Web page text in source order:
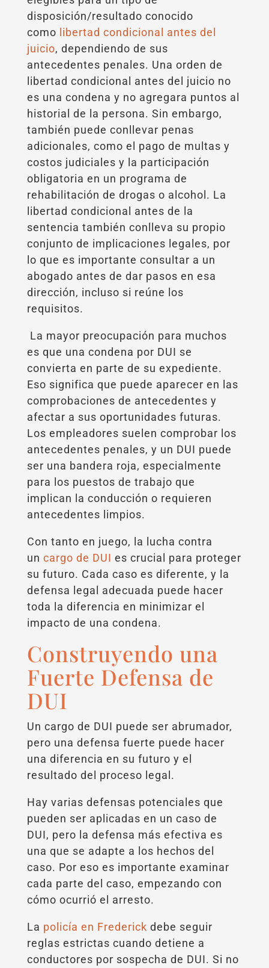
disposición/resultado conocido
como libertad condicional antes del
juicio, dependiendo de sus
antecedentes penales. Una orden de
libertad condicional antes del juicio no
es una condena y no agregara puntos al
historial de la persona. Sin embargo,
también puede conllevar penas
adicionales, como el pago de multas y
costos judiciales y la participación
obligatoria en un programa de
rehabilitación de drogas o alcohol. La
libertad condicional antes de la
sentencia también conlleva su propio
conjunto de implicaciones legales, por
lo que es importante consultar a un
abogado antes de dar pasos en esa
dirección, incluso si reúne los
requisitos.
La mayor preocupación para muchos
es que una condena por DUI se
convierta en parte de su expediente.
Eso significa que puede aparecer en las
comprobaciones de antecedentes y
afectar a sus oportunidades futuras.
Los empleadores suelen comprobar los
antecedentes penales, y un DUI puede
ser una bandera roja, especialmente
para los puestos de trabajo que
implican la conducción o requieren
antecedentes limpios.
Con tanto en juego, la lucha contra
un cargo de DUI es crucial para proteger
su futuro. Cada caso es diferente, y la
defensa legal adecuada puede hacer
toda la diferencia en minimizar el
impacto de una condena.
Construyendo una
Fuerte Defensa de
DUI
Un cargo de DUI puede ser abrumador,
pero una defensa fuerte puede hacer
una diferencia en su futuro y el
resultado del proceso legal.
Hay varias defensas potenciales que
pueden ser aplicadas en un caso de
DUI, pero la defensa más efectiva es
una que se adapte a los hechos del
caso. Por eso es importante examinar
cada parte del caso, empezando con
cómo ocurrió el arresto.
La policía en Frederick debe seguir
reglas estrictas cuando detiene a
conductores por sospecha de DUI. Si no